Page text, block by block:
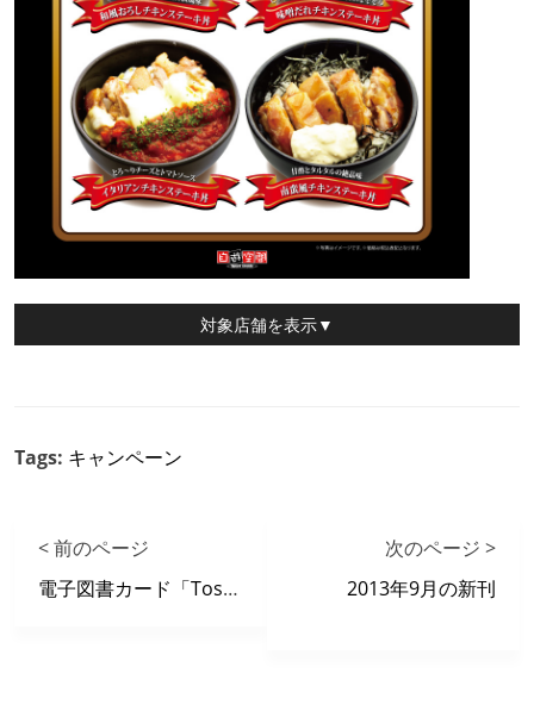
対象店舗を表示▼
Tags: キャンペーン
< 前のページ
電子図書カード「Toshoca」プレゼントキャンペーン！
次のページ >
2013年9月の新刊